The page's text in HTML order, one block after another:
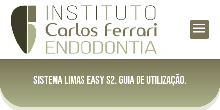
a
Sistema Limas Easy S2. Guia de Utilização.